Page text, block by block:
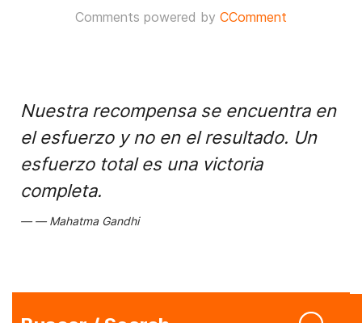
Comments powered by CComment
Nuestra recompensa se encuentra en
el esfuerzo y no en el resultado. Un
esfuerzo total es una victoria
completa.
Mahatma Gandhi